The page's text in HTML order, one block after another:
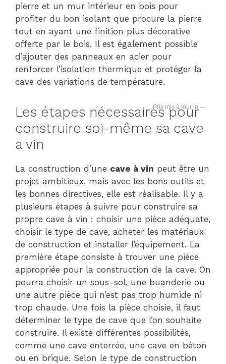
pierre et un mur intérieur en bois pour
profiter du bon isolant que procure la pierre
tout en ayant une finition plus décorative
offerte par le bois. Il est également possible
d’ajouter des panneaux en acier pour
renforcer l’isolation thermique et protéger la
cave des variations de température.
—
Les étapes nécessaires pour
construire soi-même sa cave
a vin
La construction d’une cave à vin peut être un
projet ambitieux, mais avec les bons outils et
les bonnes directives, elle est réalisable. Il y a
plusieurs étapes à suivre pour construire sa
propre cave à vin : choisir une pièce adéquate,
choisir le type de cave, acheter les matériaux
de construction et installer l’équipement. La
première étape consiste à trouver une pièce
appropriée pour la construction de la cave. On
pourra choisir un sous-sol, une buanderie ou
une autre pièce qui n’est pas trop humide ni
trop chaude. Une fois la pièce choisie, il faut
déterminer le type de cave que l’on souhaite
construire. Il existe différentes possibilités,
comme une cave enterrée, une cave en béton
ou en brique. Selon le type de construction